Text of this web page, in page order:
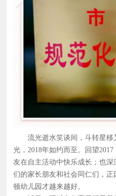
流光逝水笑谈间，斗转星移
光，2018年如约而至。回望
友在自主活动中快乐成长；也
们的家长朋友和社会同仁们，
顿幼儿园才越来越好。